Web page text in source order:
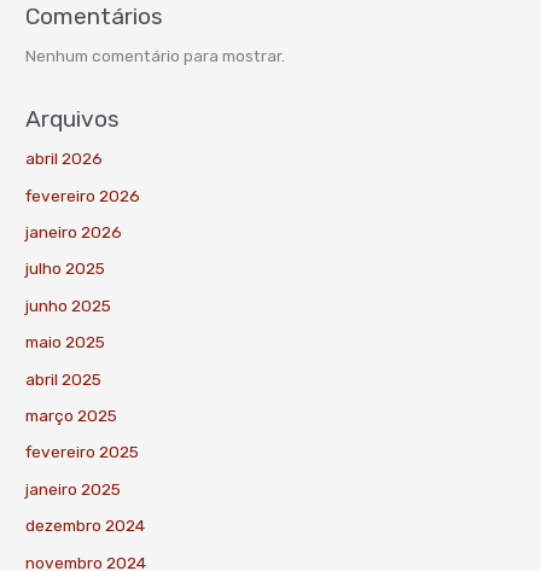
Comentários
Nenhum comentário para mostrar.
Arquivos
abril 2026
fevereiro 2026
janeiro 2026
julho 2025
junho 2025
maio 2025
abril 2025
março 2025
fevereiro 2025
janeiro 2025
dezembro 2024
novembro 2024